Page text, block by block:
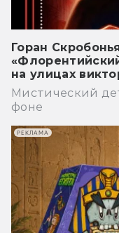
Горан
на улицах
Мистический
фоне
РЕКЛАМА